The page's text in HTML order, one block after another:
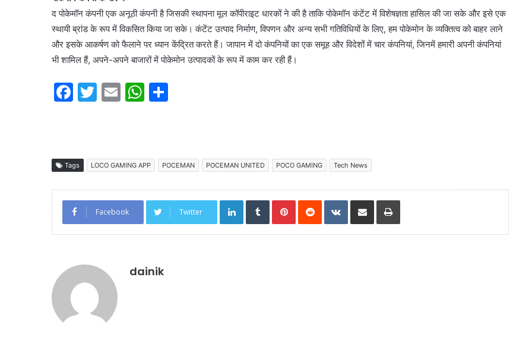
द पोकेमॉन कंपनी एक अनूठी कंपनी है जिसकी स्थापना मूल कॉपीराइट धारकों ने की है ताकि पोकेमॉन कंटेंट में विशेषज्ञता हासिल की जा सके और इसे एक
स्थायी ब्रांड के रूप में विकसित किया जा सके। कंटेंट उत्पाद निर्माण, विपणन और अन्य सभी गतिविधियों के लिए, हम पोकेमोन के व्यक्तित्व को बाहर लाने
और इसके आकर्षण को फैलाने पर ध्यान केंद्रित करते हैं। जापान में दो कंपनियों का एक समूह और विदेशों में चार कंपनियां, जिनमें हमारी अपनी कंपनियां
भी शामिल हैं, अपने-अपने बाजारों में पोकेमोन उत्पादकों के रूप में काम कर रही हैं।
F
b
o
o
k
T
E
W
A
p
p
Tags LOCO GAMING APP POCEMAN POCEMAN UNITED POCO GAMING Tech News
Facebook Twitter
LinkedInTumblrPinterestReddit VKontakte
Share via Email Print
dainik